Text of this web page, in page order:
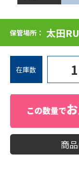
保管場所： 太田
在庫数 1
商